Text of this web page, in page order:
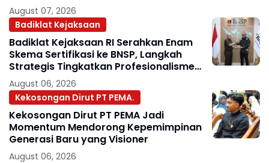
August 07, 2026
Badiklat Kejaksaan
Badiklat Kejaksaan RI Serahkan Enam
Skema Sertifikasi ke BNSP, Langkah
Strategis Tingkatkan Profesionalisme
Jaksa
August 06, 2026
Kekosongan Dirut PT PEMA.
Kekosongan Dirut PT PEMA Jadi
Momentum Mendorong Kepemimpinan
Generasi Baru yang Visioner
August 06, 2026